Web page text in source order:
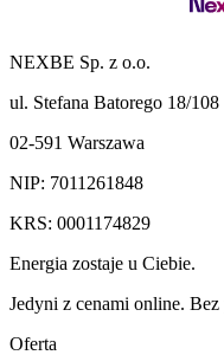
NEXBE Sp. z o.o.
ul. Stefana Batorego 18/108
02-591 Warszawa
NIP: 7011261848
KRS: 0001174829
Energia zostaje u Ciebie.
Jedyni z cenami online.
Oferta